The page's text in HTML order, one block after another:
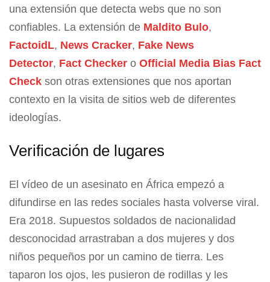
una extensión que detecta webs que no son
confiables. La extensión de Maldito Bulo,
FactoidL, News Cracker, Fake News
Detector, Fact Checker o Official Media Bias Fact
Check son otras extensiones que nos aportan
contexto en la visita de sitios web de diferentes
ideologías.
Verificación de lugares
El vídeo de un asesinato en África empezó a
difundirse en las redes sociales hasta volverse viral.
Era 2018. Supuestos soldados de nacionalidad
desconocidad arrastraban a dos mujeres y dos
niños pequeños por un camino de tierra. Les
taparon los ojos, les pusieron de rodillas y les